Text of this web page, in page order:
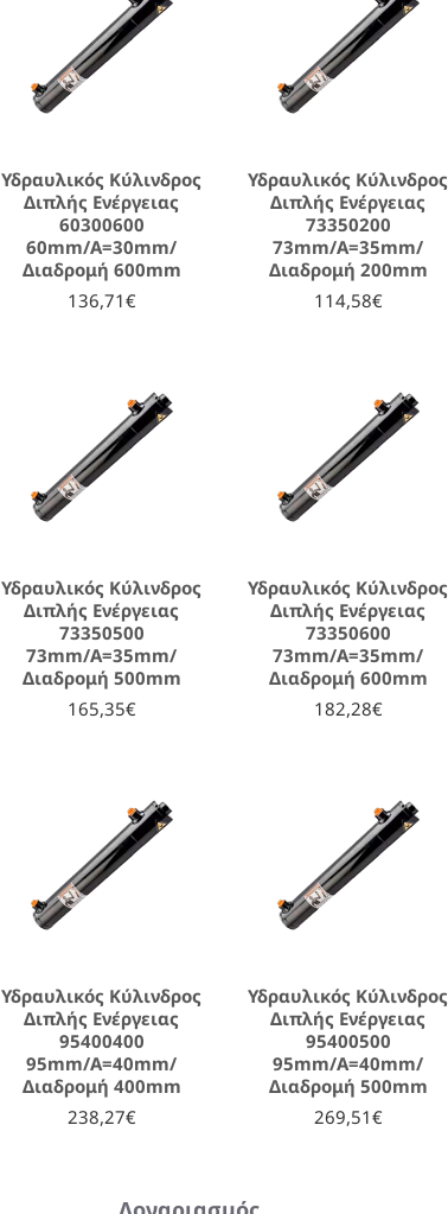
Υδραυλικός Κύλινδρος
Διπλής Ενέργειας
60300600
60mm/A=30mm/
Διαδρομή 600mm
136,71€
Υδραυλικός Κύλινδρος
Διπλής Ενέργειας
73350200
73mm/A=35mm/
Διαδρομή 200mm
114,58€
Υδραυλικός Κύλινδρος
Διπλής Ενέργειας
73350500
73mm/A=35mm/
Διαδρομή 500mm
165,35€
Υδραυλικός Κύλινδρος
Διπλής Ενέργειας
73350600
73mm/A=35mm/
Διαδρομή 600mm
182,28€
Υδραυλικός Κύλινδρος
Διπλής Ενέργειας
95400400
95mm/A=40mm/
Διαδρομή 400mm
238,27€
Υδραυλικός Κύλινδρος
Διπλής Ενέργειας
95400500
95mm/A=40mm/
Διαδρομή 500mm
269,51€